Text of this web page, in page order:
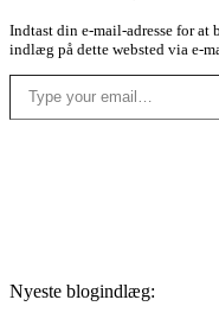
Indtast din e-mail-adresse for
indlæg på dette websted via e-
Type your email…
Nyeste blogindlæg: